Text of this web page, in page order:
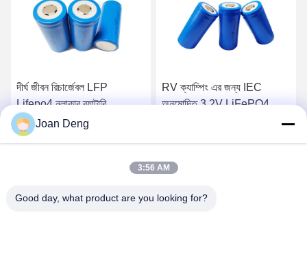
RV ক্যাম্পিং এর জন্য IEC
অনুমোদিত 3.2V LiFePO4
নলাকার সেল রিচার্জেবল 6Ah
32700
বৈদ্যুতিক গাড়ির জন্য রিচার্জেবল
নলাকার 32700 লিথিয়াম আয়ন সেল
Joan Deng
3:56 AM
Good day, what product are you looking for?